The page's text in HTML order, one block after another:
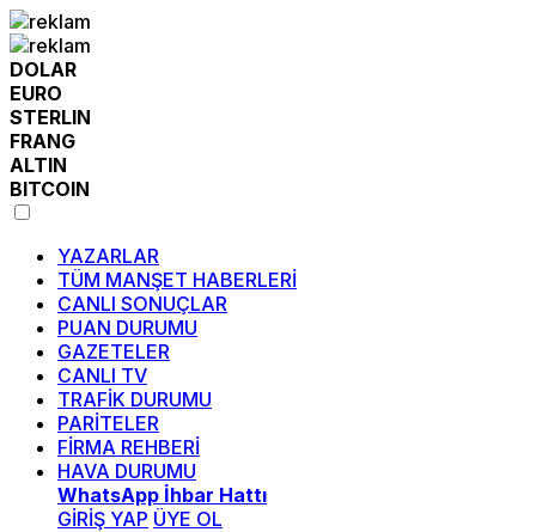
DOLAR
EURO
STERLIN
FRANG
ALTIN
BITCOIN
YAZARLAR
TÜM MANŞET HABERLERİ
CANLI SONUÇLAR
PUAN DURUMU
GAZETELER
CANLI TV
TRAFİK DURUMU
PARİTELER
FİRMA REHBERİ
HAVA DURUMU
WhatsApp İhbar Hattı
GİRİŞ YAP ÜYE OL